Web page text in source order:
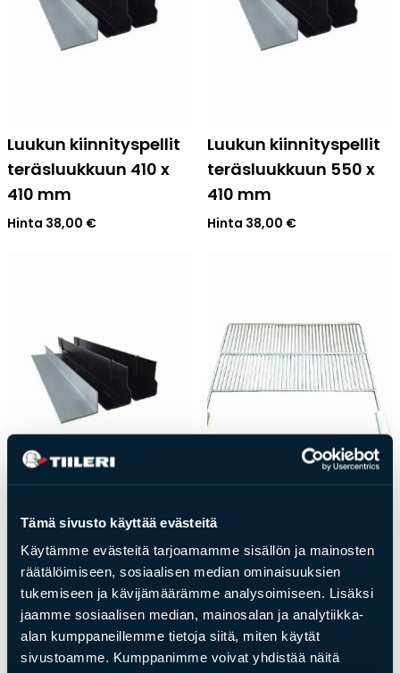
Tämä sivusto käyttää evästeitä
Käytämme evästeitä tarjoamamme sisällön ja mainosten
räätälöimiseen, sosiaalisen median ominaisuuksien
tukemiseen ja kävijämäärämme analysoimiseen. Lisäksi
jaamme sosiaalisen median, mainosalan ja analytiikka-
alan kumppaneillemme tietoja siitä, miten käytät
sivustoamme. Kumppanimme voivat yhdistää näitä
Luukun kiinnityspellit
teräsluukkuun 410 x
410 mm
Hinta 38,00 €
Luukun kiinnityspellit
teräsluukkuun 550 x
410 mm
Hinta 38,00 €
Luukun kiinnityspellit
teräsluukkuun 700 x
410 mm
Hinta38,00€
Maxi Grilliritilä
puukahvoin 640 x 400
mm
Hinta79,00€